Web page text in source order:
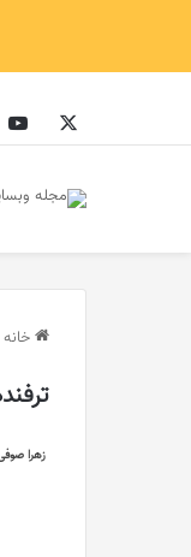
ایکس
خانه
زهرا